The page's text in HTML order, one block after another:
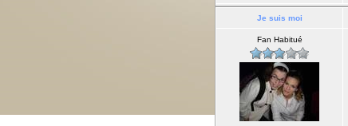
Je suis moi
Fan Habitué